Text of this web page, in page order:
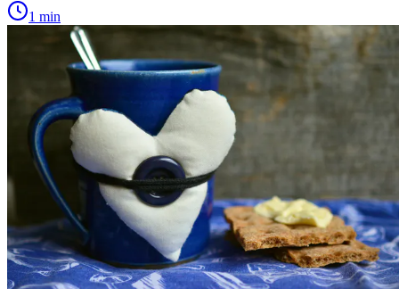
1 min